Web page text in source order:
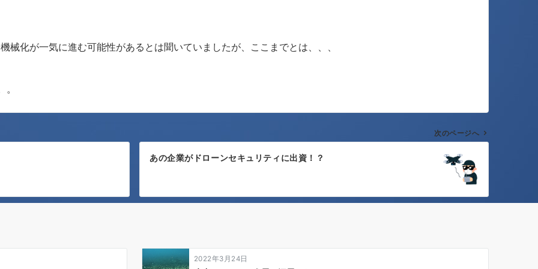
械化が一気に進む可能性があるとは聞いていましたが、ここまでとは、、、
次のページへ
あの企業がドローンセキュリティに出資！？
2022年3月24日